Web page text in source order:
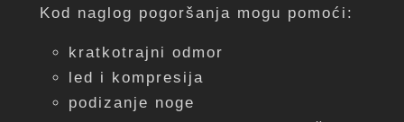
Kod naglog pogoršanja mogu pomoći:
kratkotrajni odmor
led i kompresija
podizanje noge